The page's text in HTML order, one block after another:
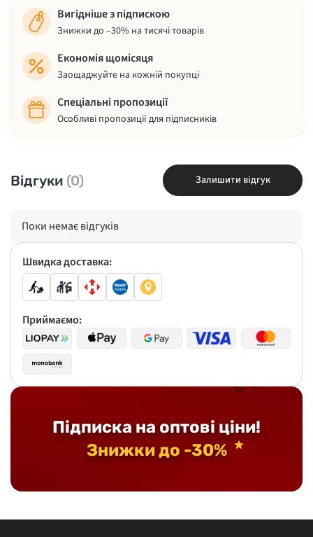
Вигідніше з підпискою
Знижки до –30% на тисячі товарів
Економія щомісяця
Заощаджуйте на кожній покупці
Спеціальні пропозиції
Особливі пропозиції для підписників
Відгуки (0) Залишити відгук
Поки немає відгуків
Підписка на оптові ціни!
Знижки до -30%
Швидка доставка:
Приймаємо: